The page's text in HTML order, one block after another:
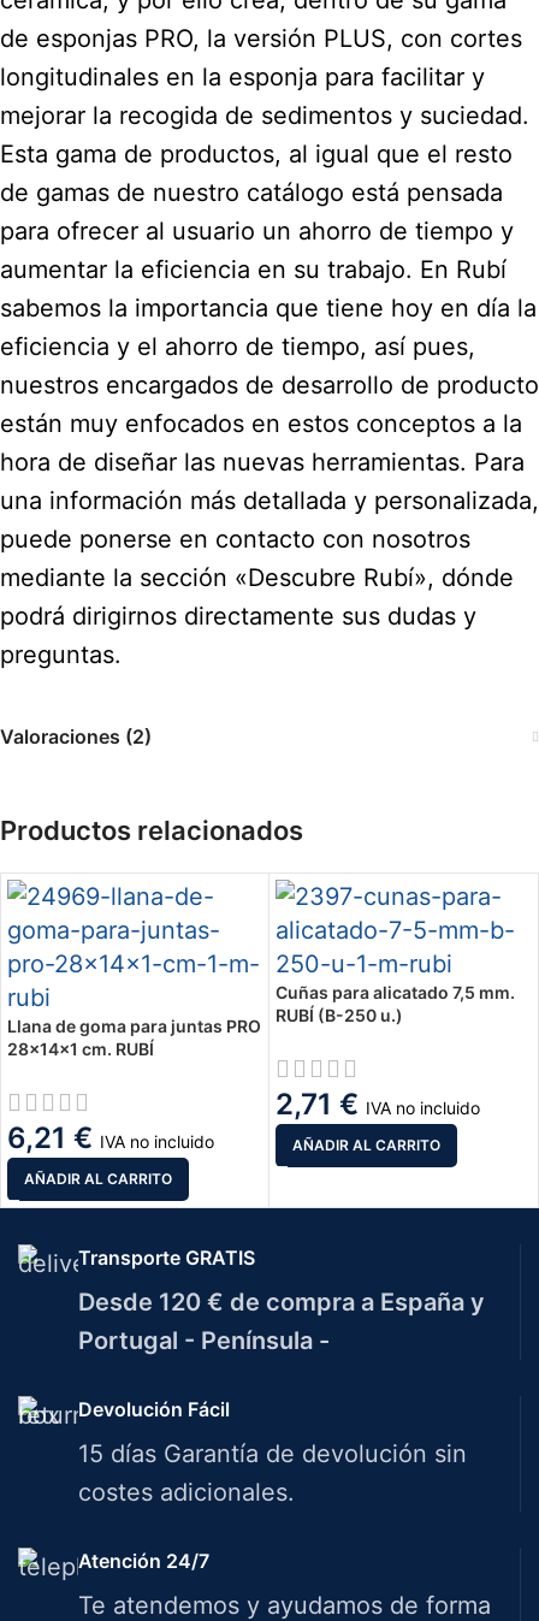
de esponjas PRO, la versión PLUS, con cortes
longitudinales en la esponja para facilitar y
mejorar la recogida de sedimentos y suciedad.
Esta gama de productos, al igual que el resto
de gamas de nuestro catálogo está pensada
para ofrecer al usuario un ahorro de tiempo y
aumentar la eficiencia en su trabajo. En Rubí
sabemos la importancia que tiene hoy en día la
eficiencia y el ahorro de tiempo, así pues,
nuestros encargados de desarrollo de producto
están muy enfocados en estos conceptos a la
hora de diseñar las nuevas herramientas. Para
una información más detallada y personalizada,
puede ponerse en contacto con nosotros
mediante la sección «Descubre Rubí», dónde
podrá dirigirnos directamente sus dudas y
preguntas.
Valoraciones (2)
Productos relacionados
Llana de goma para juntas PRO
28x14x1 cm. RUBÍ
6,21 € IVA no incluido
AÑADIR AL CARRITO
Cuñas para alicatado 7,5 mm.
RUBÍ (B-250 u.)
2,71 € IVA no incluido
AÑADIR AL CARRITO
Transporte GRATIS
Desde 120 € de compra a España y
Portugal - Península -
Devolución Fácil
15 días Garantía de devolución sin
costes adicionales.
Atención 24/7
Te atendemos y ayudamos de forma